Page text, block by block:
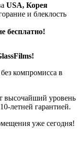
USA, Корея
и блеклость
бесплатно!
компромисса в
высочайший уровень
летней гарантией.
уже сегодня!